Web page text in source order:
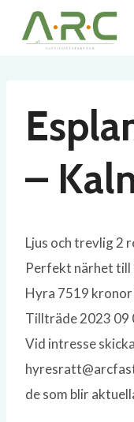
–
Ljus och trevlig 2
Perfekt närhet till
Hyra 7519
Tillträde 2023 09
Vid intresse
de som blir